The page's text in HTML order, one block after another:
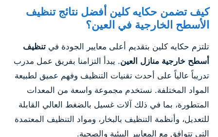
كيف تضمن حكايه كلين أفضل نتائج تنظيف
الأسطح الخارجية في العين؟
تلتزم حكايه كلين بتقديم أعلى معايير الجودة في تنظيف
أسطح خارجية منازل العين. يبدأ التزامنا بفريق عمل مدرب
تدريباً عالياً على أحدث تقنيات التنظيف وفهم عميق لطبيعة
المواد المختلفة. نستخدم مجموعة واسعة من المعدات
المتطورة، بما في ذلك آلات غسيل بالضغط العالي القابلة
للتعديل، وأنظمة التنظيف بالبخار، ومواد التنظيف المعتمدة
التي تتوافق مع المعايير البيئية والصحية.